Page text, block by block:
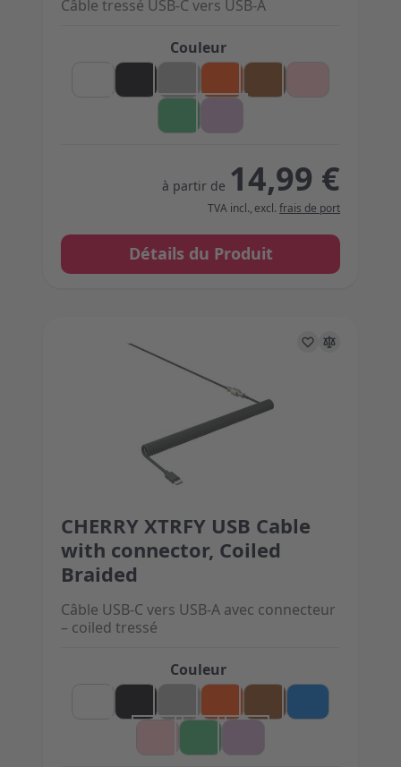
Couleur
Câble tressé USB-C vers USB-A
à partir de 14,99 €
TVA incl., excl. frais de port
Détails du Produit
Couleur
Câble USB-C vers USB-A avec connecteur
– coiled tressé
The price depends on the options chosen on the
CHERRY XTRFY USB Cable
with connector, Coiled
Braided